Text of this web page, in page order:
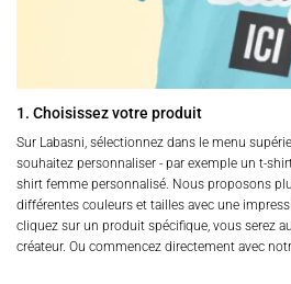
1. Choisissez votre produit
Sur Labasni, sélectionnez dans le menu
souhaitez personnaliser - par exemple un t-
shirt femme personnalisé. Nous proposons
différentes couleurs et tailles avec une
cliquez sur un produit spécifique, vous serez
créateur. Ou commencez directement avec